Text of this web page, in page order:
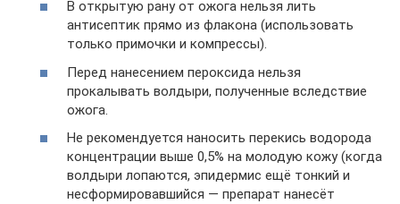
В открытую рану от ожога нельзя лить
антисептик прямо из флакона (использовать
только примочки и компрессы).
Перед нанесением пероксида нельзя
прокалывать волдыри, полученные вследствие
ожога.
Не рекомендуется наносить перекись водорода
концентрации выше 0,5% на молодую кожу (когда
волдыри лопаются, эпидермис ещё тонкий и
несформировавшийся — препарат нанесёт